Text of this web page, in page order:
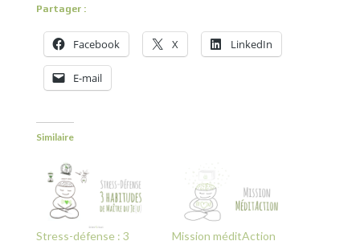
Partager :
Facebook X LinkedIn
E-mail
Similaire
Stress-défense : 3 Mission méditAction